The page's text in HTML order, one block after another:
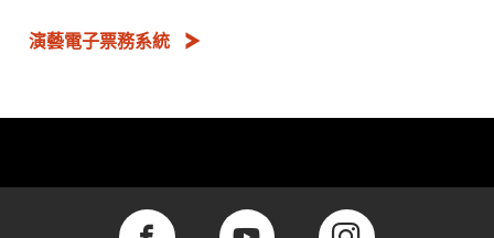
演藝電子票務系統